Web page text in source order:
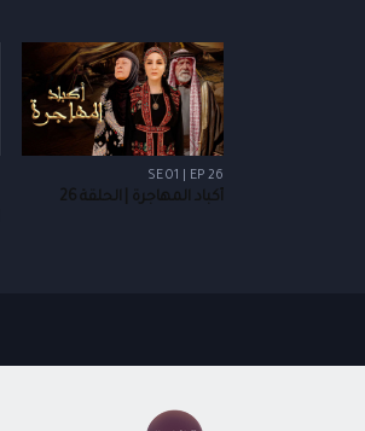
SE 01 | EP 26
أكباد المهاجرة | الحلقة 26